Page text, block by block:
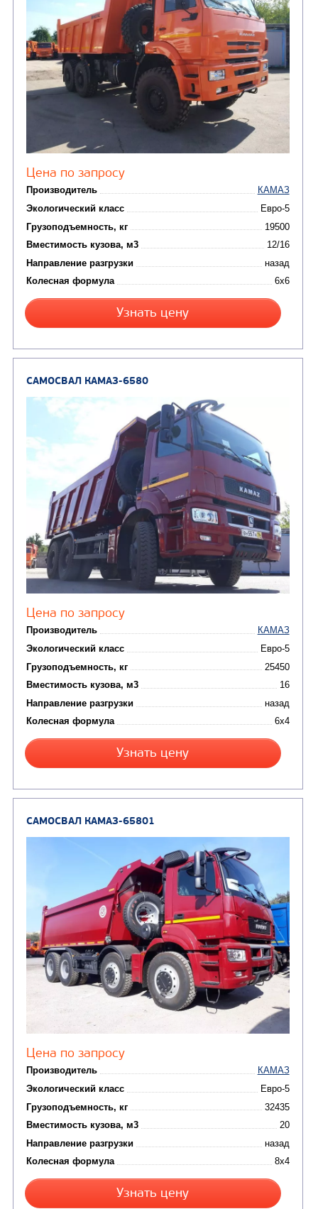
Цена по запросу
Производитель
Экологический класс
Грузоподъемность, кг
Вместимость кузова, м3
Колесная формула
Узнать цену
САМОСВАЛ КАМАЗ-65222
Цена по запросу
Экологический класс
Грузоподъемность, кг
Вместимость кузова, м3
Направление разгрузки
Колесная формула
Узнать цену
САМОСВАЛ КАМАЗ-6580